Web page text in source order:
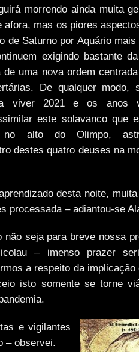
morrendo ainda muita
afora, mas os piores
de Saturno por Aquário
exigindo bastante
uma nova ordem
De qualquer modo,
viver 2021 e os anos
este solavanco que
alto do Olimpo,
destes quatro deuses na
desta noite,
processada – adiantou-se
seja para breve nossa
– imenso prazer
a respeito da implicação
isto somente se torne
e vigilantes
– observei.